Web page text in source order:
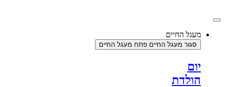
לתוכן
מעגל החיים
סגור מעגל החיים פתח מעגל החיים
יום
הולדת